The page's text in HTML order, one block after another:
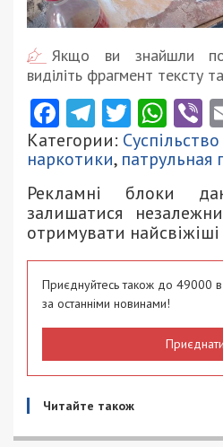
Якщо ви знайшли
виділіть фрагмент тексту
Facebook
Telegram
Twitter
Категории: Суспільство
наркотики, патрульная
Рекламні блоки
залишатися
отримувати
Приєднуйтесь також до 49000
за останніми новинами!
Читайте також